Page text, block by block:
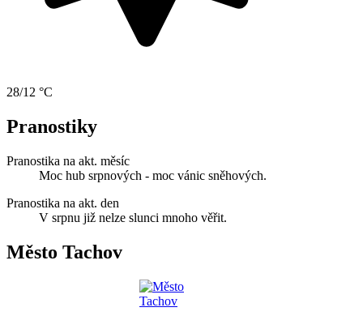
28/12 °C
Pranostiky
Pranostika na akt. měsíc
Moc hub srpnových - moc vánic sněhových.
Pranostika na akt. den
V srpnu již nelze slunci mnoho věřit.
Město Tachov